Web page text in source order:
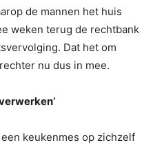
de mannen het huis
weken terug de rechtbank
Dat het om
nu dus in mee.
keukenmes op zichzelf